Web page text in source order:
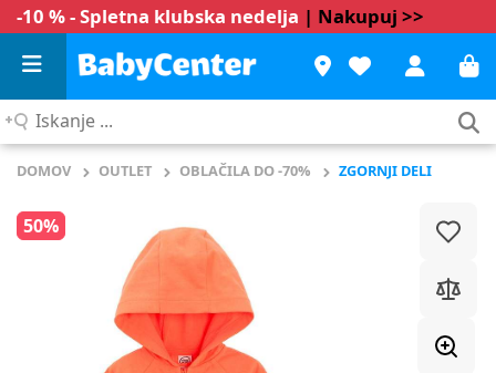
-10 % - Spletna klubska nedelja | Nakupuj >>
Iskanje
DOMOV OUTLET OBLAČILA DO -70% ZGORNJI DELI
50%